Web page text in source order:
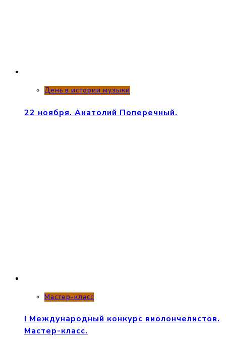
День в истории музыки
22 ноября. Анатолий Поперечный.
Мастер-класс
I Международный конкурс виолончелистов.
Мастер-класс.